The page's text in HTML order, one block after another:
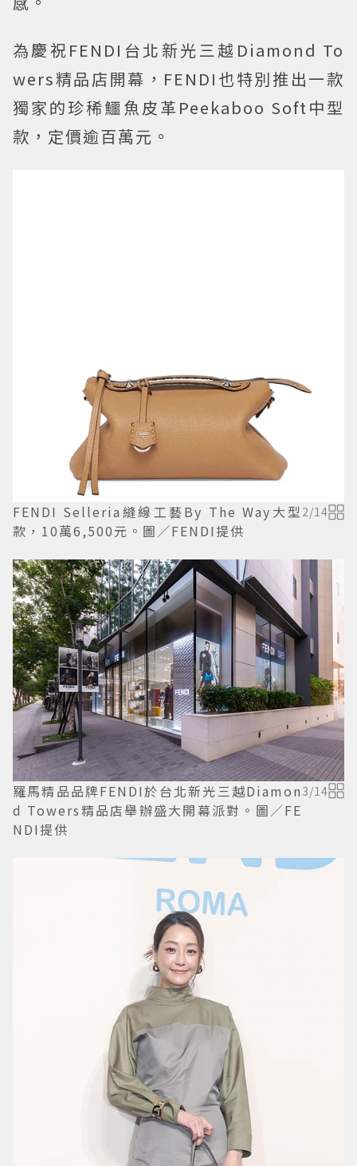
為慶祝FENDI台北新光三越Diamond To
wers精品店開幕，FENDI也特別推出一款
獨家的珍稀鱷魚皮革Peekaboo Soft中型
款，定價逾百萬元。
FENDI Selleria縫線工藝By The Way大型
款，10萬6,500元。圖／FENDI提供
2/14
羅馬精品品牌FENDI於台北新光三越Diamon
d Towers精品店舉辦盛大開幕派對。圖／FE
NDI提供
3/14